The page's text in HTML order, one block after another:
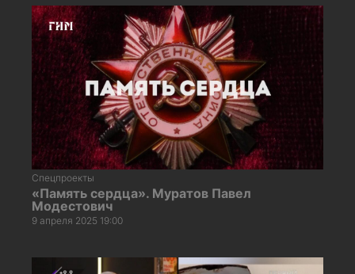
Спецпроекты
«Память сердца». Муратов Павел
Модестович
9 апреля 2025 19:00